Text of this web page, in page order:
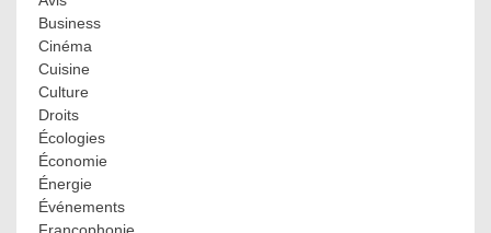
Business
Cinéma
Cuisine
Culture
Droits
Écologies
Économie
Énergie
Événements